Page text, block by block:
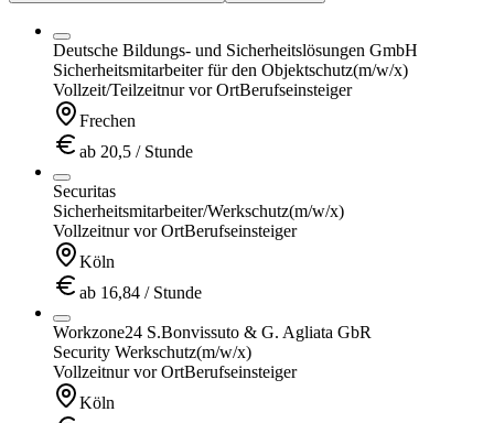
Deutsche Bildungs- und Sicherheitslösungen GmbH
Sicherheitsmitarbeiter für den Objektschutz(m/w/x)
Vollzeit/Teilzeitnur vor OrtBerufseinsteiger
Frechen
ab 20,5 / Stunde
Securitas
Sicherheitsmitarbeiter/Werkschutz(m/w/x)
Vollzeitnur vor OrtBerufseinsteiger
Köln
ab 16,84 / Stunde
Workzone24 S.Bonvissuto & G. Agliata GbR
Security Werkschutz(m/w/x)
Vollzeitnur vor OrtBerufseinsteiger
Köln